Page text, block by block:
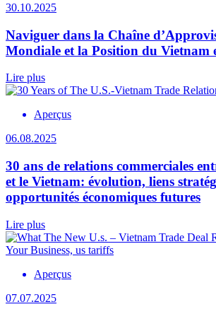
30.10.2025
Naviguer dans la Chaîne
Mondiale et la Position du Vietnam
Lire plus
Aperçus
06.08.2025
30 ans de relations commerciales
et le Vietnam: évolution, liens
opportunités économiques futures
Lire plus
Aperçus
07.07.2025